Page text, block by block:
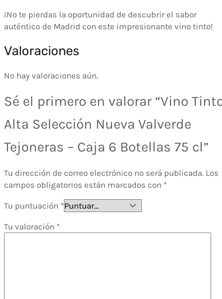
¡No te pierdas la oportunidad de descubrir el sabor
auténtico de Madrid con este impresionante vino tinto!
Valoraciones
No hay valoraciones aún.
Sé el primero en valorar “Vino
Alta Selección Nueva Valverde
Tejoneras – Caja 6 Botellas 75 cl”
Tu dirección de correo electrónico no será publicada. Los
campos obligatorios están marcados con *
Tu puntuación *
Tu valoración *